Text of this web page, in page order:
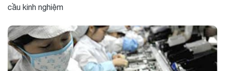
cầu kinh nghiệm